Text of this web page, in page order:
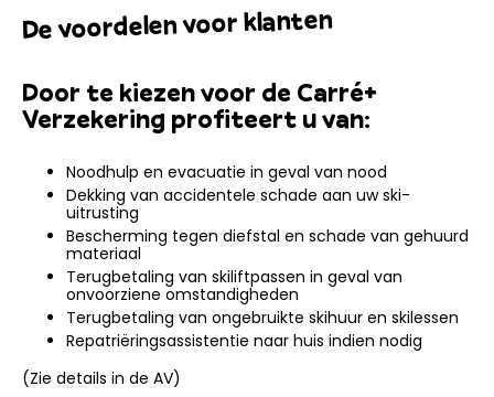
De voordelen voor klanten
Door te kiezen voor de Carré+
Verzekering profiteert u van:
Noodhulp en evacuatie in geval van nood
Dekking van accidentele schade aan uw ski-
uitrusting
Bescherming tegen diefstal en schade van gehuurd
materiaal
Terugbetaling van skiliftpassen in geval van
onvoorziene omstandigheden
Terugbetaling van ongebruikte skihuur en skilessen
Repatriëringsassistentie naar huis indien nodig
(Zie details in de AV)